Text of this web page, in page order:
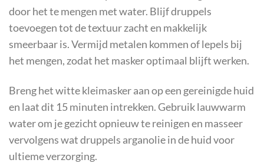
door het te mengen met water. Blijf druppels
toevoegen tot de textuur zacht en makkelijk
smeerbaar is. Vermijd metalen kommen of lepels bij
het mengen, zodat het masker optimaal blijft werken.
Breng het witte kleimasker aan op een gereinigde huid
en laat dit 15 minuten intrekken. Gebruik lauwwarm
water om je gezicht opnieuw te reinigen en masseer
vervolgens wat druppels arganolie in de huid voor
ultieme verzorging.